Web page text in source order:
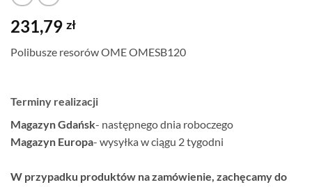
231,79 zł
Polibusze resorów OME OMESB120
Terminy realizacji
Magazyn Gdańsk- następnego dnia roboczego
Magazyn Europa- wysyłka w ciągu 2 tygodni
W przypadku produktów na zamówienie, zachęcamy do